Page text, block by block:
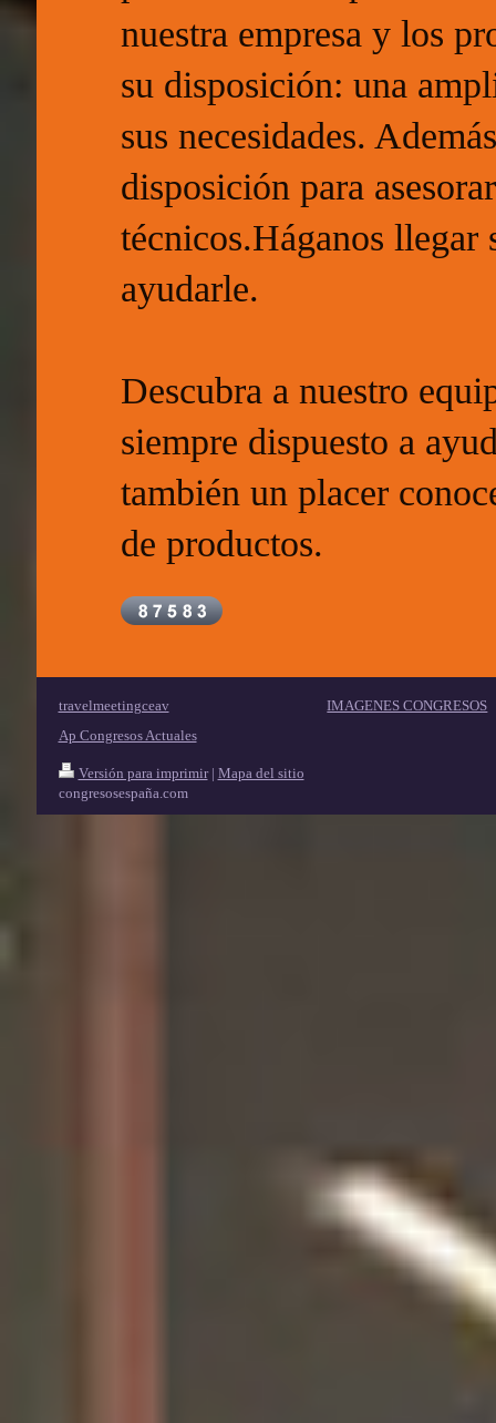
nuestra empresa y los
su disposición: una
sus necesidades.
disposición para
técnicos.Háganos llegar
ayudarle.
Descubra a nuestro
siempre dispuesto a
también un placer
de productos.
travelmeetingceav
IMAGENES CONGRESOS
Ap Congresos Actuales
Versión para imprimir | Mapa del sitio
congresosespaña.com